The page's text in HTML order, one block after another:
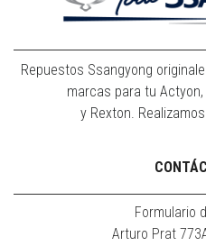
Repuestos Ssangyong
marcas para tu Actyon,
y Rexton.
Formulario
Arturo Prat